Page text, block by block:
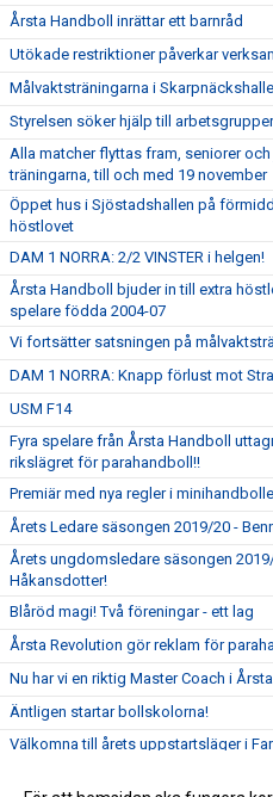
Årsta Handboll inrättar ett barnråd
Utökade restriktioner påverkar
Målvaktsträningarna i
Styrelsen söker hjälp till arbetsgrupper
Alla matcher flyttas fram, seniorer
träningarna, till och med 19 november
Öppet hus i Sjöstadshallen på
höstlovet
DAM 1 NORRA: 2/2 VINSTER i helgen!
Årsta Handboll bjuder in till extra
spelare födda 2004-07
Vi fortsätter satsningen på
DAM 1 NORRA: Knapp förlust mot
USM F14
Fyra spelare från Årsta Handboll
rikslägret för parahandboll!!
Premiär med nya regler i
Årets Ledare säsongen 2019/20 -
Årets ungdomsledare säsongen
Håkansdotter!
Blåröd magi! Två föreningar - ett lag
Årsta Revolution gör reklam för
Nu har vi en riktig Master Coach i Årsta
Äntligen startar bollskolorna!
Välkomna till årets uppstartsläger i